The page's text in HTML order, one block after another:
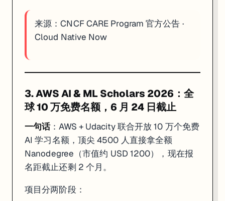
来源：CNCF CARE Program 官方公告 ·
Cloud Native Now
3. AWS AI & ML Scholars 2026：全
球 10 万免费名额，6 月 24 日截止
一句话：AWS + Udacity 联合开放 10 万个免费
AI 学习名额，顶尖 4500 人直接拿全额
Nanodegree（市值约 USD 1200），现在报
名距截止还剩 2 个月。
项目分两阶段：